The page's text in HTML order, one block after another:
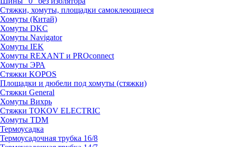
Стяжки, хомуты, площадки самоклеющиеся
Хомуты (Китай)
Хомуты DKC
Хомуты Navigator
Хомуты IEK
Хомуты REXANT и PROconnect
Хомуты ЭРА
Стяжки KOPOS
Площадки и дюбели под хомуты (стяжки)
Стяжки General
Хомуты Вихрь
Стяжки TOKOV ELECTRIC
Хомуты TDM
Термоусадка
Термоусадочная трубка 16/8